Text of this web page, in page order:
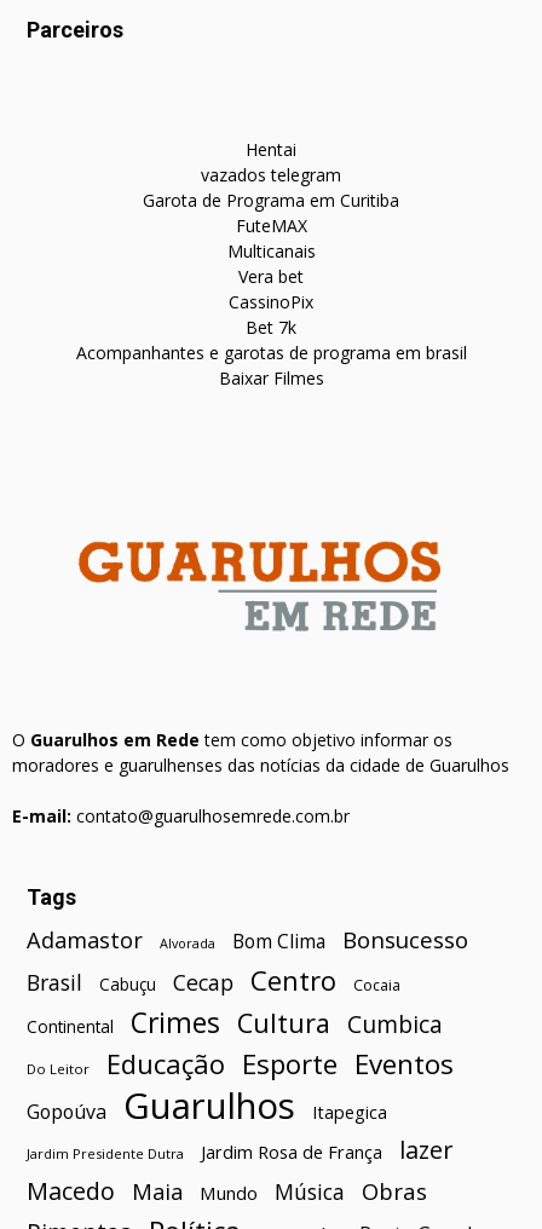
Parceiros
Hentai
vazados telegram
Garota de Programa em Curitiba
FuteMAX
Multicanais
Vera bet
CassinoPix
Bet 7k
Acompanhantes e garotas de programa em brasil
Baixar Filmes
O Guarulhos em Rede tem como objetivo informar os
moradores e guarulhenses das notícias da cidade de Guarulhos
E-mail: contato@guarulhosemrede.com.br
Tags
Adamastor Alvorada Bom Clima Bonsucesso
Brasil Cabuçu Cecap Centro Cocaia
Continental Crimes Cultura Cumbica
Do Leitor Educação Esporte Eventos
Gopoúva Guarulhos Itapegica
Jardim Presidente Dutra Jardim Rosa de França
lazer
Macedo
Maia Mundo Música Obras